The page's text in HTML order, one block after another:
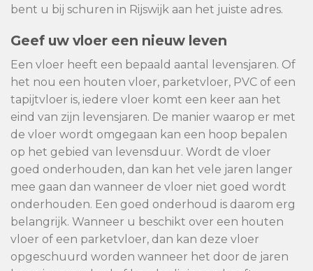
bent u bij schuren in Rijswijk aan het juiste adres.
Geef uw vloer een nieuw leven
Een vloer heeft een bepaald aantal levensjaren. Of
het nou een houten vloer, parketvloer, PVC of een
tapijtvloer is, iedere vloer komt een keer aan het
eind van zijn levensjaren. De manier waarop er met
de vloer wordt omgegaan kan een hoop bepalen
op het gebied van levensduur. Wordt de vloer
goed onderhouden, dan kan het vele jaren langer
mee gaan dan wanneer de vloer niet goed wordt
onderhouden. Een goed onderhoud is daarom erg
belangrijk. Wanneer u beschikt over een houten
vloer of een parketvloer, dan kan deze vloer
opgeschuurd worden wanneer het door de jaren